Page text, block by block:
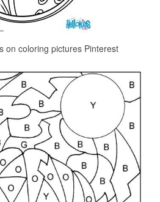
on coloring pictures Pinterest